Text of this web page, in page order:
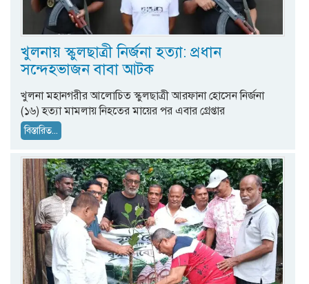
খুলনায় স্কুলছাত্রী নির্জনা হত্যা: প্রধান
সন্দেহভাজন বাবা আটক
খুলনা মহানগরীর আলোচিত স্কুলছাত্রী আরফানা হোসেন নির্জনা
(১৬) হত্যা মামলায় নিহতের মায়ের পর এবার গ্রেপ্তার
বিস্তারিত...